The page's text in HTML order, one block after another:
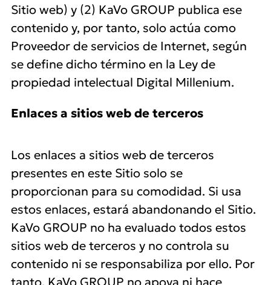
Sitio web) y (2) KaVo GROUP publica ese
contenido y, por tanto, solo actúa como
Proveedor de servicios de Internet, según
se define dicho término en la Ley de
propiedad intelectual Digital Millenium.
Enlaces a sitios web de terceros
Los enlaces a sitios web de terceros
presentes en este Sitio solo se
proporcionan para su comodidad. Si usa
estos enlaces, estará abandonando el Sitio.
KaVo GROUP no ha evaluado todos estos
sitios web de terceros y no controla su
contenido ni se responsabiliza por ello. Por